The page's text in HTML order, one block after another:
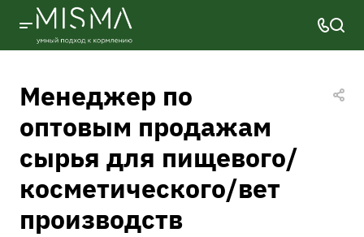
Менеджер по
оптовым продажам
сырья для пищевого/
косметического/вет
производств